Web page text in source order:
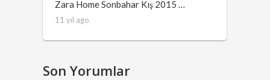
Zara Home Sonbahar Kış 2015 …
11 yıl ago
Son Yorumlar